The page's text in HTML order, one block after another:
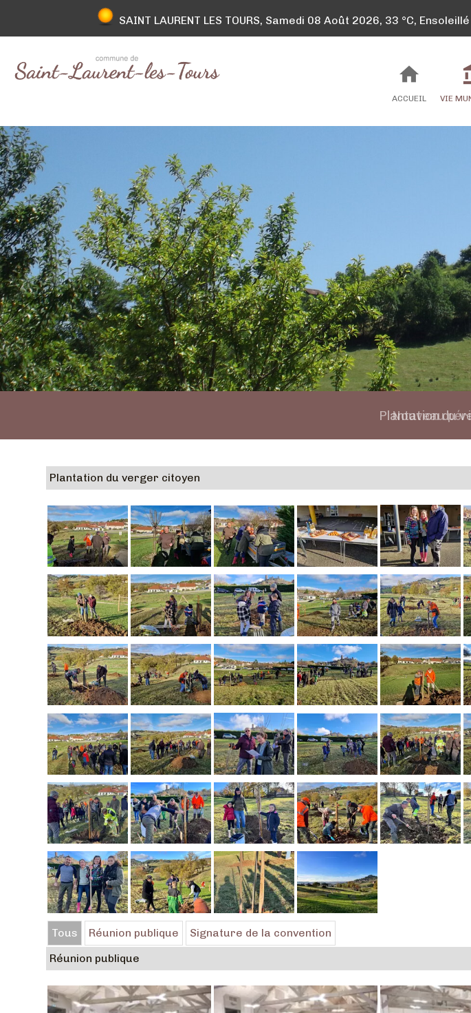
SAINT LAURENT LES TOURS, Samedi 08 Août 2026, 33 °C, Ensoleillé
ACCUEIL VIE
Plantation du
Plantation du verger citoyen
Tous Réunion publique
Signature de la convention
Réunion publique